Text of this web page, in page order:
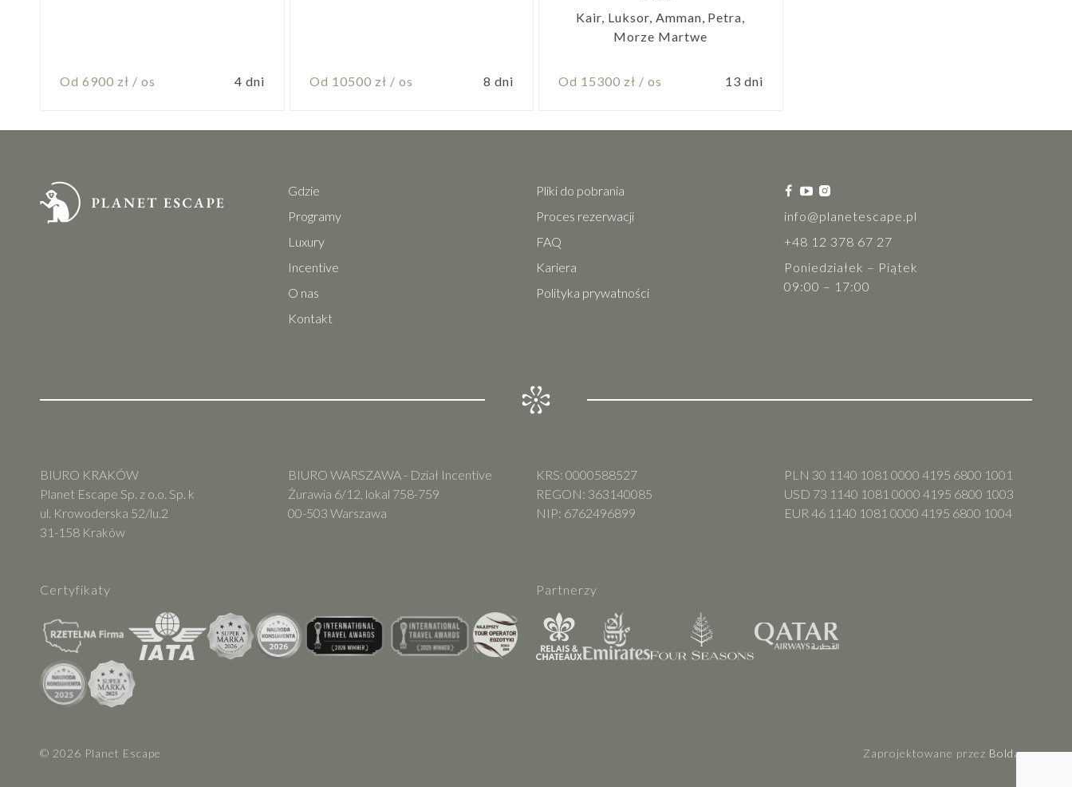
Od 6900 zł / os 4 dni Od 10500 zł / os 8 dni
Kair, Luksor, Amman, Petra,
Morze Martwe
Od 15300 zł / os 13 dni
Gdzie
Programy
Luxury
Incentive
O nas
Kontakt
Pliki do pobrania
Proces rezerwacji
FAQ
Kariera
Polityka prywatności
info@planetescape.pl
+48 12 378 67 27
Poniedziałek – Piątek
09:00 – 17:00
BIURO KRAKÓW
Planet Escape Sp. z o.o. Sp. k
ul. Krowoderska 52/lu.2
31-158 Kraków
BIURO WARSZAWA - Dział Incentive
Żurawia 6/12, lokal 758-759
00-503 Warszawa
KRS: 0000588527
REGON: 363140085
NIP: 6762496899
PLN 30 1140 1081 0000 4195 6800 1001
USD 73 1140 1081 0000 4195 6800 1003
EUR 46 1140 1081 0000 4195 6800 1004
Certyfikaty Partnerzy
© 2026 Planet Escape Zaprojektowane przez Boldare